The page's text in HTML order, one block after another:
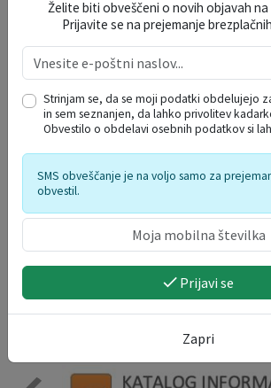
DOGODKI V
avgust 2026
po
to sr če pe
27 28 29 30 31
3
4 5 6 7
10
11 12 13 14
17
18 19 20 21
26 27 28
31
1 2 3 4
Želite biti obveščeni o novih objavah
Prijavite se na prejemanje
Strinjam se, da se moji podatki obdelujejo
in sem seznanjen, da lahko privolitev
Obvestilo o obdelavi osebnih podatkov si
SMS obveščanje je na voljo samo za
obvestil.
Prijavi se
Zapri